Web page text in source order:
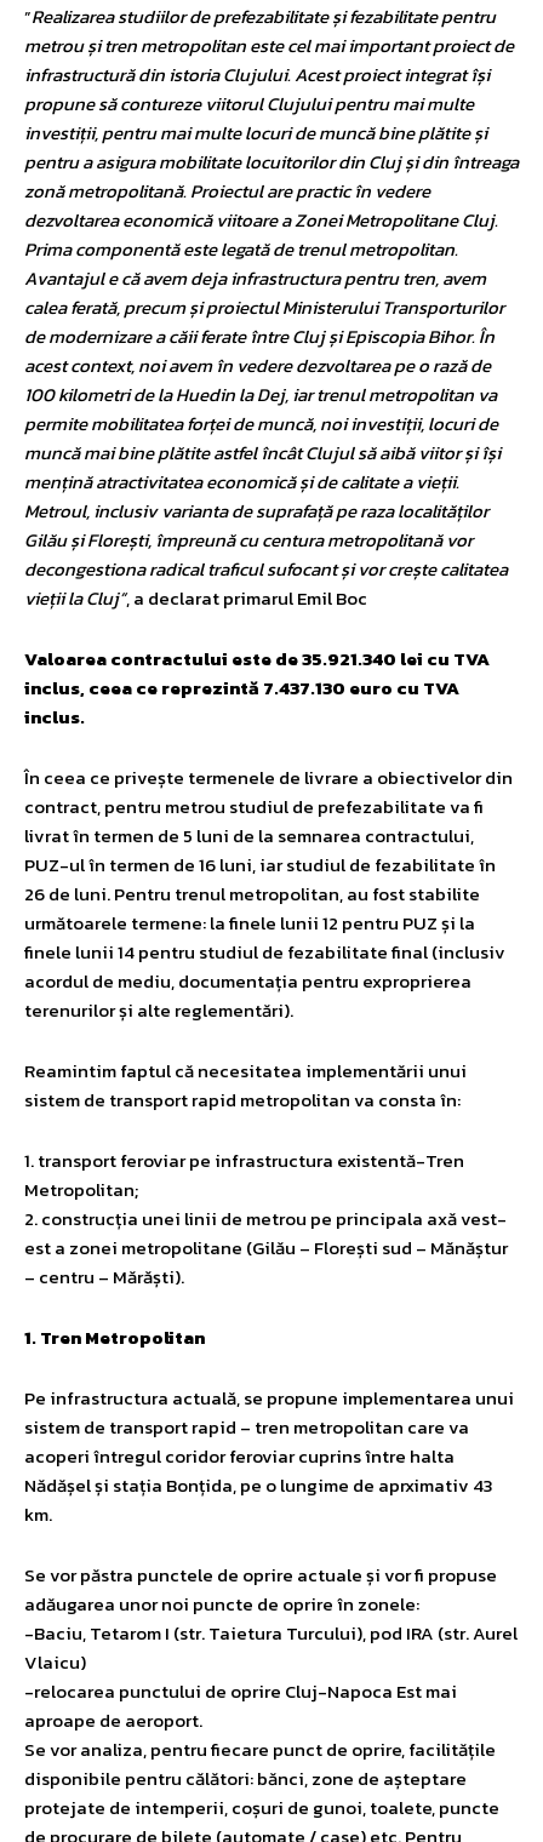
”Realizarea studiilor de prefezabilitate și fezabilitate pentru
metrou și tren metropolitan este cel mai important proiect de
infrastructură din istoria Clujului. Acest proiect integrat își
propune să contureze viitorul Clujului pentru mai multe
investiții, pentru mai multe locuri de muncă bine plătite și
pentru a asigura mobilitate locuitorilor din Cluj și din întreaga
zonă metropolitană. Proiectul are practic în vedere
dezvoltarea economică viitoare a Zonei Metropolitane Cluj.
Prima componentă este legată de trenul metropolitan.
Avantajul e că avem deja infrastructura pentru tren, avem
calea ferată, precum și proiectul Ministerului Transporturilor
de modernizare a căii ferate între Cluj și Episcopia Bihor. În
acest context, noi avem în vedere dezvoltarea pe o rază de
100 kilometri de la Huedin la Dej, iar trenul metropolitan va
permite mobilitatea forței de muncă, noi investiții, locuri de
muncă mai bine plătite astfel încât Clujul să aibă viitor și își
mențină atractivitatea economică și de calitate a vieții.
Metroul, inclusiv varianta de suprafață pe raza localităților
Gilău și Florești, împreună cu centura metropolitană vor
decongestiona radical traficul sufocant și vor crește calitatea
vieții la Cluj”, a declarat primarul Emil Boc
Valoarea contractului este de 35.921.340 lei cu TVA
inclus, ceea ce reprezintă 7.437.130 euro cu TVA
inclus.
În ceea ce privește termenele de livrare a obiectivelor din
contract, pentru metrou studiul de prefezabilitate va fi
livrat în termen de 5 luni de la semnarea contractului,
PUZ-ul în termen de 16 luni, iar studiul de fezabilitate în
26 de luni. Pentru trenul metropolitan, au fost stabilite
următoarele termene: la finele lunii 12 pentru PUZ și la
finele lunii 14 pentru studiul de fezabilitate final (inclusiv
acordul de mediu, documentația pentru exproprierea
terenurilor și alte reglementări).
Reamintim faptul că necesitatea implementării unui
sistem de transport rapid metropolitan va consta în:
1. transport feroviar pe infrastructura existentă-Tren
Metropolitan;
2. construcția unei linii de metrou pe principala axă vest-
est a zonei metropolitane (Gilău – Florești sud – Mănăștur
– centru – Mărăști).
1. Tren Metropolitan
Pe infrastructura actuală, se propune implementarea unui
sistem de transport rapid – tren metropolitan care va
acoperi întregul coridor feroviar cuprins între halta
Nădășel și stația Bonțida, pe o lungime de aprximativ 43
km.
Se vor păstra punctele de oprire actuale și vor fi propuse
adăugarea unor noi puncte de oprire în zonele:
-Baciu, Tetarom I (str. Taietura Turcului), pod IRA (str. Aurel
Vlaicu)
-relocarea punctului de oprire Cluj-Napoca Est mai
aproape de aeroport.
Se vor analiza, pentru fiecare punct de oprire, facilitățile
disponibile pentru călători: bănci, zone de așteptare
protejate de intemperii, coșuri de gunoi, toalete, puncte
de procurare de bilete (automate / case) etc. Pentru